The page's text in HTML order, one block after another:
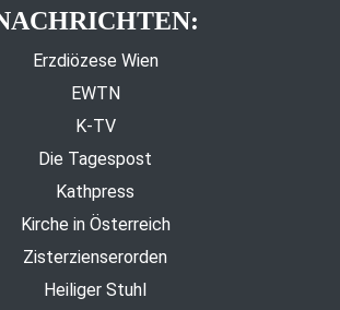
Erzdiözese Wien
EWTN
K-TV
Die Tagespost
Kathpress
Kirche in Österreich
Zisterzienserorden
Heiliger Stuhl